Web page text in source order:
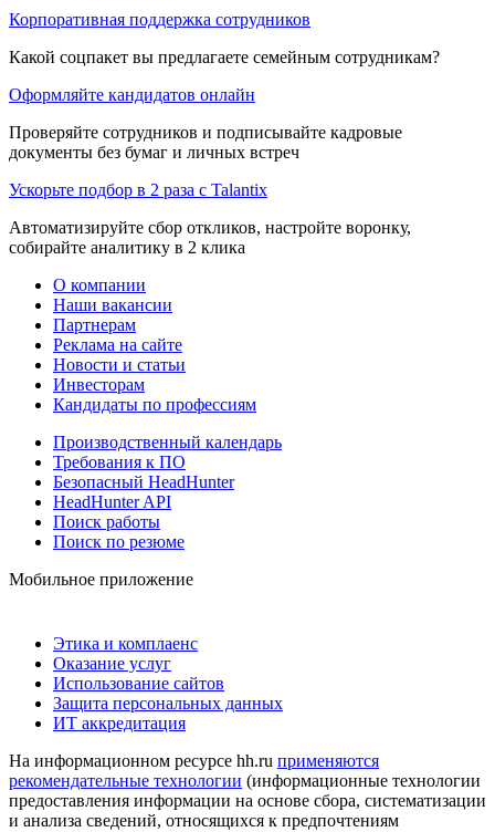
Корпоративная поддержка сотрудников
Какой соцпакет вы предлагаете семейным сотрудникам?
Оформляйте кандидатов онлайн
Проверяйте сотрудников и подписывайте кадровые
документы без бумаг и личных встреч
Ускорьте подбор в 2 раза с Talantix
Автоматизируйте сбор откликов, настройте воронку,
собирайте аналитику в 2 клика
О компании
Наши вакансии
Партнерам
Реклама на сайте
Новости и статьи
Инвесторам
Кандидаты по профессиям
Производственный календарь
Требования к ПО
Безопасный HeadHunter
HeadHunter API
Поиск работы
Поиск по резюме
Мобильное приложение
Этика и комплаенс
Оказание услуг
Использование сайтов
Защита персональных данных
ИТ аккредитация
На информационном ресурсе hh.ru применяются
рекомендательные технологии (информационные технологии
предоставления информации на основе сбора, систематизации
и анализа сведений, относящихся к предпочтениям